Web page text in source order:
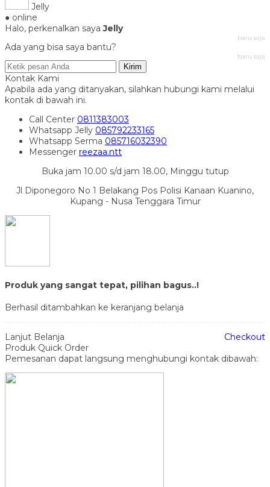
Jelly
● online
Halo, perkenalkan sayaJelly
baru saja
Ada yang bisa saya bantu?
baru saja
Kirim
Kontak Kami
Apabila ada yang ditanyakan, silahkan hubungi kami melalui
kontak di bawah ini.
Call Center 0811383003
Whatsapp Jelly 085792233165
Whatsapp Serma 085716032390
Messenger reezaa.ntt
Buka jam 10.00 s/d jam 18.00, Minggu tutup
Jl Diponegoro No 1 Belakang Pos Polisi Kanaan Kuanino,
Kupang - Nusa Tenggara Timur
Produk yang sangat tepat, pilihan bagus..!
Berhasil ditambahkan ke keranjang belanja
Lanjut Belanja
Checkout
Produk Quick Order
Pemesanan dapat langsung menghubungi kontak dibawah: